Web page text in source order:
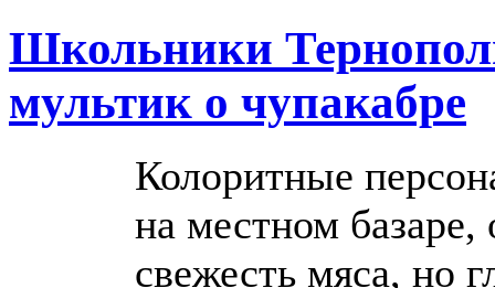
Школьники
мультик о чупакабре
Колоритные
на местном
свежесть мяса, но